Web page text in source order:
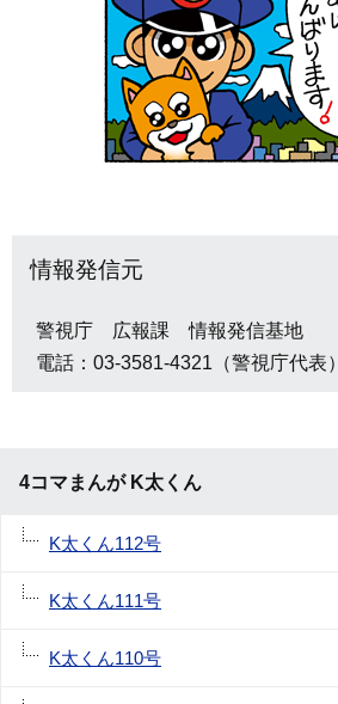
情報発信元
警視庁 広報課 情報発信基地
電話：03-3581-4321（警視庁代表）
4コマまんが K太くん
K太くん112号
K太くん111号
K太くん110号